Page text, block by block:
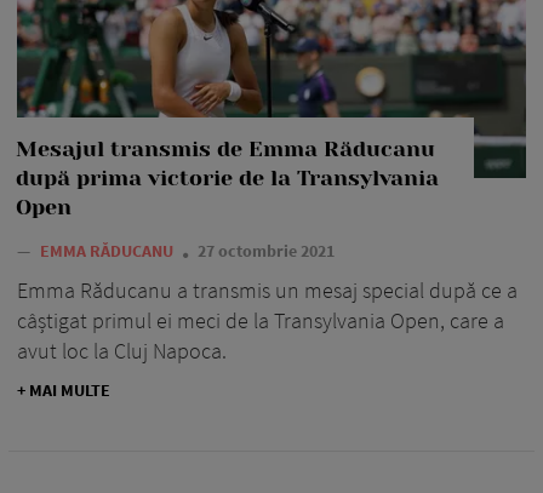
Mesajul transmis de Emma Răducanu
după prima victorie de la Transylvania
Open
— EMMA RĂDUCANU 27 octombrie 2021
Emma Răducanu a transmis un mesaj special după ce a
câștigat primul ei meci de la Transylvania Open, care a
avut loc la Cluj Napoca.
+ MAI MULTE